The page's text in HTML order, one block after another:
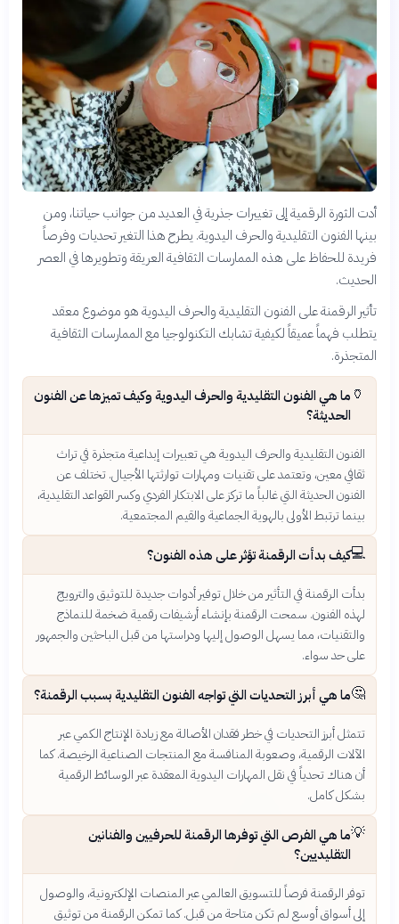
أدت الثورة الرقمية إلى تغييرات جذرية في العديد من جوانب حياتنا، ومن
بينها الفنون التقليدية والحرف اليدوية. يطرح هذا التغير تحديات وفرصاً
فريدة للحفاظ على هذه الممارسات الثقافية العريقة وتطويرها في العصر
الحديث.
تأثير الرقمنة على الفنون التقليدية والحرف اليدوية هو موضوع معقد
يتطلب فهماً عميقاً لكيفية تشابك التكنولوجيا مع الممارسات الثقافية
المتجذرة.
🏺 ما هي الفنون التقليدية والحرف اليدوية وكيف تميزها عن الفنون
الحديثة؟
الفنون التقليدية والحرف اليدوية هي تعبيرات إبداعية متجذرة في تراث
ثقافي معين، وتعتمد على تقنيات ومهارات توارثتها الأجيال. تختلف عن
الفنون الحديثة التي غالباً ما تركز على الابتكار الفردي وكسر القواعد التقليدية،
بينما ترتبط الأولى بالهوية الجماعية والقيم المجتمعية.
💻كيف بدأت الرقمنة تؤثر على هذه الفنون؟
بدأت الرقمنة في التأثير من خلال توفير أدوات جديدة للتوثيق والترويج
لهذه الفنون. سمحت الرقمنة بإنشاء أرشيفات رقمية ضخمة للنماذج
والتقنيات، مما يسهل الوصول إليها ودراستها من قبل الباحثين والجمهور
على حد سواء.
🤔ما هي أبرز التحديات التي تواجه الفنون التقليدية بسبب الرقمنة؟
تتمثل أبرز التحديات في خطر فقدان الأصالة مع زيادة الإنتاج الكمي عبر
الآلات الرقمية، وصعوبة المنافسة مع المنتجات الصناعية الرخيصة. كما
أن هناك تحدياً في نقل المهارات اليدوية المعقدة عبر الوسائط الرقمية
بشكل كامل.
💡ما هي الفرص التي توفرها الرقمنة للحرفيين والفنانين
التقليديين؟
توفر الرقمنة فرصاً للتسويق العالمي عبر المنصات الإلكترونية، والوصول
إلى أسواق أوسع لم تكن متاحة من قبل. كما تمكن الرقمنة من توثيق